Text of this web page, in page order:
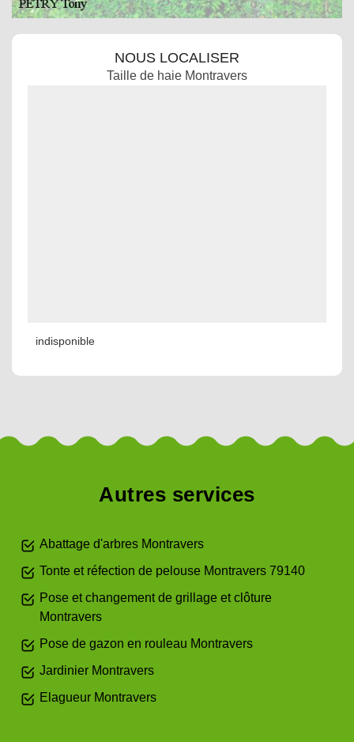
NOUS LOCALISER
Taille de haie Montravers
indisponible
Autres services
Abattage d'arbres Montravers
Tonte et réfection de pelouse Montravers 79140
Pose et changement de grillage et clôture
Montravers
Pose de gazon en rouleau Montravers
Jardinier Montravers
Elagueur Montravers